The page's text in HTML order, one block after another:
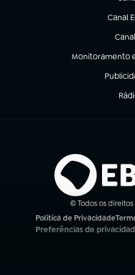
Canal
(abre
(abre
Monitoramento
(abre em nova
(abre
© Todos os
Política de Privacidade
(abre em nova aba)
Preferências de